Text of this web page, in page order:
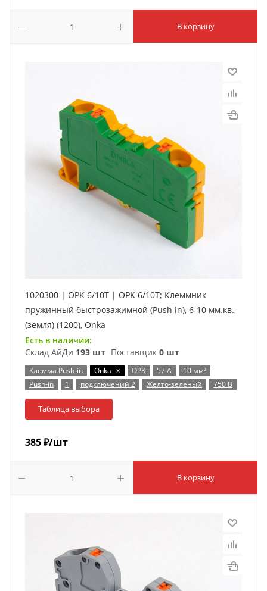
В корзину
1020300 | OPK 6/10T | OPK 6/10T; Клеммник
пружинный быстрозажимной (Push in), 6-10 мм.кв.,
(земля) (1200), Onka
Есть в наличии:
Склад АйДи 193 шт Поставщик 0 шт
Клемма Push-in Onka x OPK 57 А
10 мм²
Push-in
1 подключений 2 Желто-зеленый 750 В
Таблица выбора
385₽/шт
В корзину